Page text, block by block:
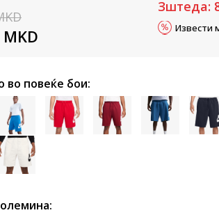
MKD
Зштеда:
Извести
во повеќе бои: